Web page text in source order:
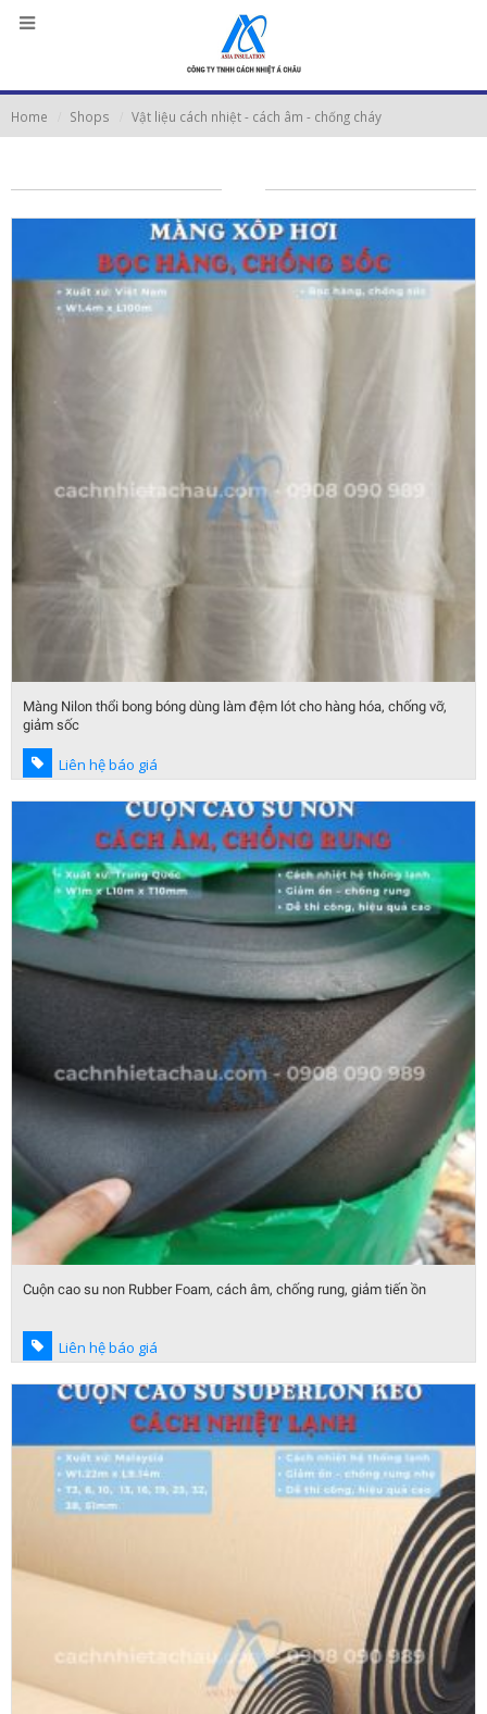
Home Shops Vật liệu cách nhiệt - cách âm - chống cháy
Màng Nilon thổi bong bóng dùng làm đệm lót cho hàng hóa, chống vỡ,
giảm sốc
Liên hệ báo giá
Cuộn cao su non Rubber Foam, cách âm, chống rung, giảm tiến ồn
Liên hệ báo giá